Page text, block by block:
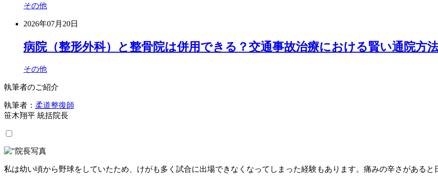
その他
2026年07月20日
病院（整形外科）と整骨院は併用できる？交通事故治療における賢い通院方
その他
執筆者のご紹介
執筆者： 柔道整復師
笹木翔平 統括院長
私は幼い頃から野球をしていたため、けがも多く試合に出場できなくなってしまった経験もあります。痛みの辛さがある